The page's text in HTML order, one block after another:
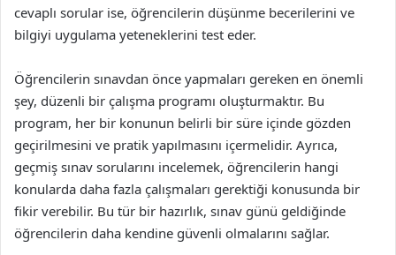
cevaplı sorular ise, öğrencilerin düşünme becerilerini ve
bilgiyi uygulama yeteneklerini test eder.
Öğrencilerin sınavdan önce yapmaları gereken en önemli
şey, düzenli bir çalışma programı oluşturmaktır. Bu
program, her bir konunun belirli bir süre içinde gözden
geçirilmesini ve pratik yapılmasını içermelidir. Ayrıca,
geçmiş sınav sorularını incelemek, öğrencilerin hangi
konularda daha fazla çalışmaları gerektiği konusunda bir
fikir verebilir. Bu tür bir hazırlık, sınav günü geldiğinde
öğrencilerin daha kendine güvenli olmalarını sağlar.